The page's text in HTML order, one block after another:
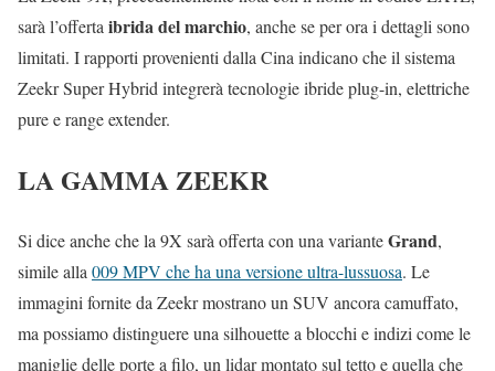
sarà l’offertaibrida del marchio, anche se per ora i dettagli sono
limitati. I rapporti provenienti dalla Cina indicano che il sistema
Zeekr Super Hybrid integrerà tecnologie ibride plug-in, elettriche
pure e range extender.
LA GAMMA ZEEKR
Si dice anche che la 9X sarà offerta con una varianteGrand,
simile alla 009 MPV che ha una versione ultra-lussuosa. Le
immagini fornite da Zeekr mostrano un SUV ancora camuffato,
ma possiamo distinguere una silhouette a blocchi e indizi come le
maniglie delle porte a filo, un lidar montato sul tetto e quella che